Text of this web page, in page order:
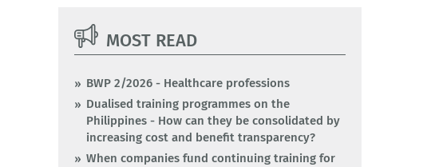
MOST READ
BWP 2/2026 - Healthcare professions
Dualised training programmes on the
Philippines - How can they be consolidated by
increasing cost and benefit transparency?
When companies fund continuing training for